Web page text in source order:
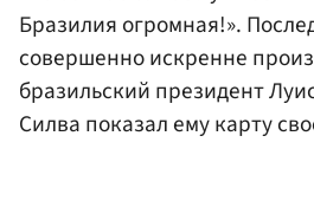
Бразилия огромная!».
совершенно искренне
бразильский президент
Силва показал ему карту